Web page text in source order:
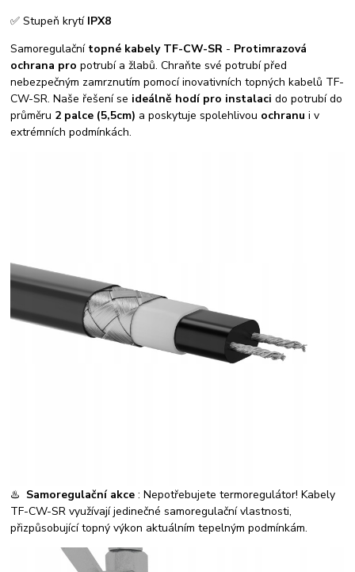
✅ Stupeň krytí IPX8
Samoregulační topné kabely TF-CW-SR - Protimrazová
ochrana pro potrubí a žlabů. Chraňte své potrubí před
nebezpečným zamrznutím pomocí inovativních topných kabelů TF-
CW-SR. Naše řešení se ideálně hodí pro instalaci do potrubí do
průměru 2 palce (5,5cm) a poskytuje spolehlivou ochranu i v
extrémních podmínkách.
♨️ Samoregulační akce : Nepotřebujete termoregulátor! Kabely
TF-CW-SR využívají jedinečné samoregulační vlastnosti,
přizpůsobující topný výkon aktuálním tepelným podmínkám.